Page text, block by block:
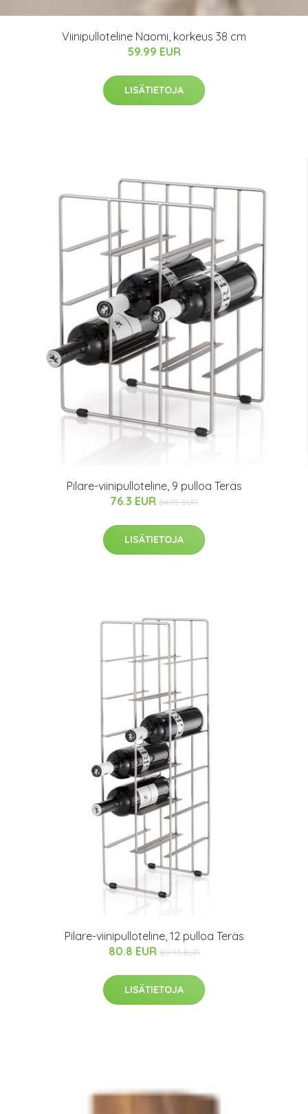
Viinipulloteline Naomi, korkeus 38 cm
59.99 EUR
LISÄTIETOJA
Pilare-viinipulloteline, 9 pulloa Teräs
76.3 EUR 84.95 EUR
LISÄTIETOJA
Pilare-viinipulloteline, 12 pulloa Teräs
80.8 EUR 89.95 EUR
LISÄTIETOJA